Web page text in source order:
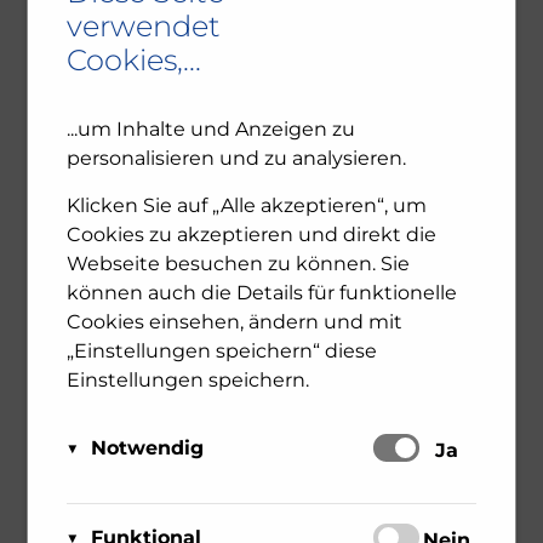
Danielle Spera und Toni
Faber in Krone TV
Judentum
https://www.youtube.com/watch?
v=5wThaHHaDEQ Am 30. Oktober durfte ich
gemeinsam mit Toni Faber unser Buch „Wie
ein jüngerer Bruder – Ein Gespräch über
Judentum und Christentum“ in Krone TV
präsentieren. Wir setzen uns mit der
wechselvollen Geschichte der ...
mehr erfahren
verwendet
Cookies,...
...um Inhalte und Anzeigen zu
personalisieren und zu analysieren.
Klicken Sie auf „Alle akzeptieren“, um
Cookies zu akzeptieren und direkt die
Webseite besuchen zu können. Sie
können auch die Details für funktionelle
Cookies einsehen, ändern und mit
„Einstellungen speichern“ diese
Einstellungen speichern.
Notwendig Schalten
Ja
Diese Cookies sind für das Funktionieren der
Website erforderlich und können daher nicht
Matomo
Funktional